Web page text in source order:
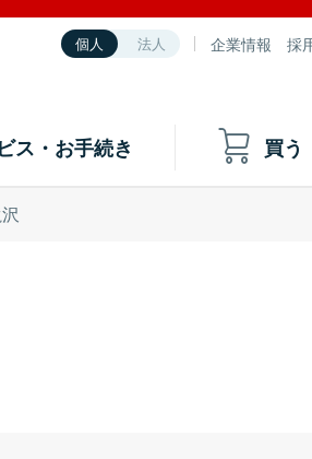
個人 法人 企業情報 採
ス・お手続き 買う